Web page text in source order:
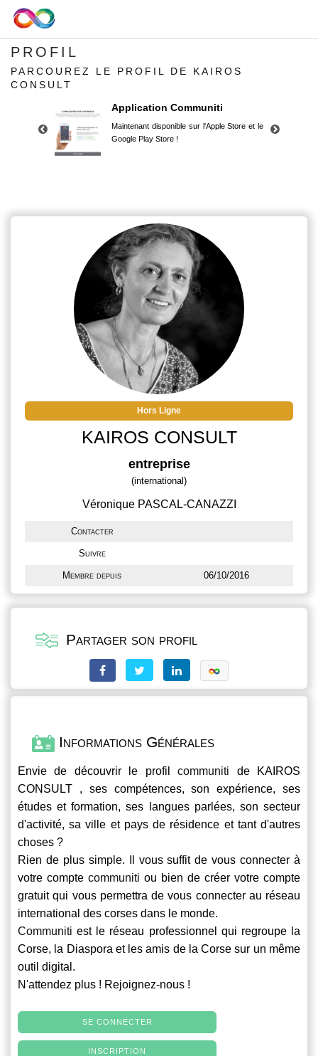
PROFIL
PARCOUREZ LE PROFIL DE KAIROS
CONSULT
Application Communiti
Maintenant disponible sur l'Apple Store et le
Google Play Store !
Google Play Store !
Hors Ligne
KAIROS CONSULT
entreprise
(international)
Véronique PASCAL-CANAZZI
Contacter
Suivre
Membre depuis 06/10/2016
Partager son profil
Informations Générales
Envie de découvrir le profilcommuniti de KAIROS
CONSULT , ses compétences, son expérience, ses
études et formation, ses langues parlées, son secteur
d'activité, sa ville et pays de résidence et tant d'autres
choses ?
Rien de plus simple. Il vous suffit de vous connecter à
votre compte communiti ou bien de créer votre compte
gratuit qui vous permettra de vous connecter au réseau
international des corses dans le monde.
Communiti est le réseau professionnel qui regroupe la
Corse, la Diaspora et les amis de la Corse sur un même
outil digital.
N'attendez plus ! Rejoignez-nous !
SE CONNECTER
INSCRIPTION